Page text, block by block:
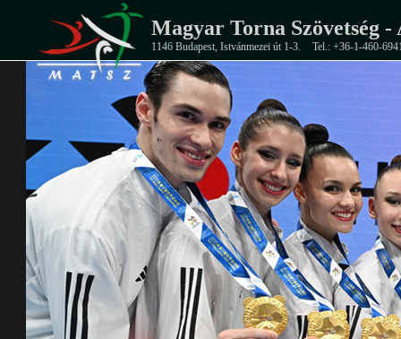
Magyar Torna Szövetség -
1146 Budapest, Istvánmezei út 1-3. Tel.: +36-1-460-